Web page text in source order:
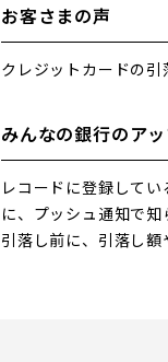
お客さまの声
クレジットカードの引
みんなの銀行のア
レコードに登録して
に、プッシュ通知で知
引落し前に、引落し額